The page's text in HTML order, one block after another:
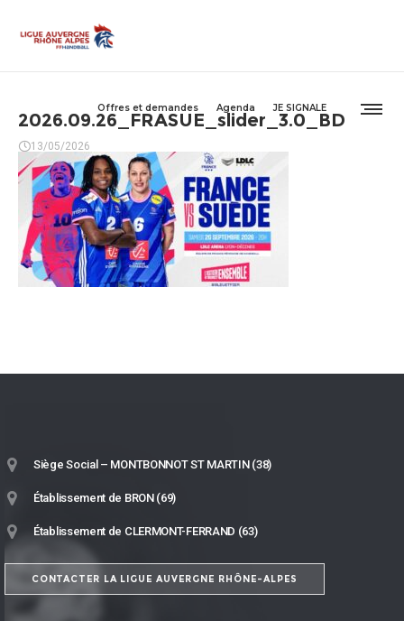
Offres et demandes Agenda JE SIGNALE
2026.09.26_FRASUE_slider_3.0_BD
13/05/2026
Siège Social – MONTBONNOT ST MARTIN (38)
Établissement de BRON (69)
Établissement de CLERMONT-FERRAND (63)
CONTACTER LA LIGUE AUVERGNE RHÔNE-ALPES